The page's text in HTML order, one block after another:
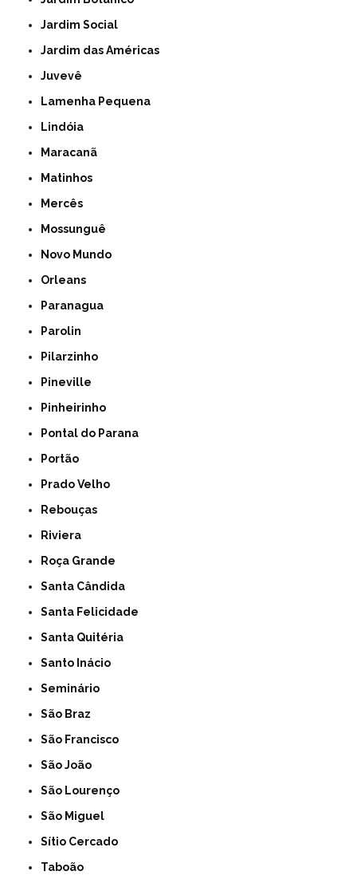
Jardim Social
Jardim das Américas
Juvevê
Lamenha Pequena
Lindóia
Maracanã
Matinhos
Mercês
Mossunguê
Novo Mundo
Orleans
Paranagua
Parolin
Pilarzinho
Pineville
Pinheirinho
Pontal do Parana
Portão
Prado Velho
Rebouças
Riviera
Roça Grande
Santa Cândida
Santa Felicidade
Santa Quitéria
Santo Inácio
Seminário
São Braz
São Francisco
São João
São Lourenço
São Miguel
Sítio Cercado
Taboão